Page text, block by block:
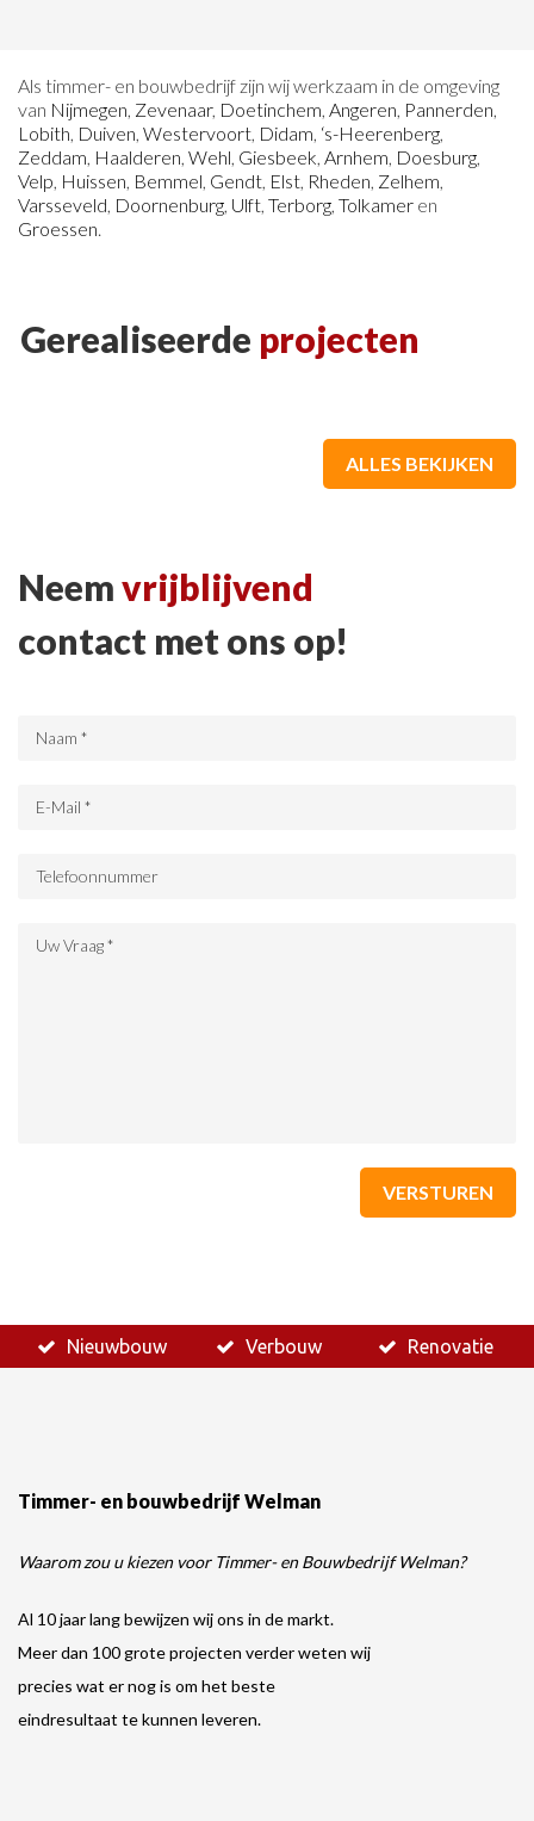
Als timmer- en bouwbedrijf zijn wij werkzaam in de omgeving
van Nijmegen, Zevenaar, Doetinchem, Angeren, Pannerden,
Lobith, Duiven, Westervoort, Didam, ‘s-Heerenberg,
Zeddam, Haalderen, Wehl, Giesbeek, Arnhem, Doesburg,
Velp, Huissen, Bemmel, Gendt, Elst, Rheden, Zelhem,
Varsseveld, Doornenburg, Ulft, Terborg, Tolkamer en
Groessen.
Gerealiseerde projecten
ALLES BEKIJKEN
Neemvrijblijvend
contact met ons op!
VERSTUREN
Nieuwbouw Verbouw Renovatie
Timmer- en bouwbedrijf Welman
Waarom zou u kiezen voor Timmer- en Bouwbedrijf Welman?
Al 10 jaar lang bewijzen wij ons in de markt.
Meer dan 100 grote projecten verder weten wij
precies wat er nog is om het beste
eindresultaat te kunnen leveren.